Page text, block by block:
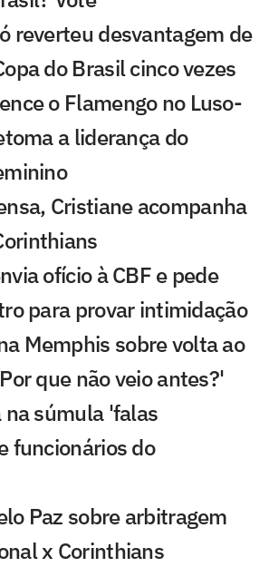
reverteu desvantagem de
do Brasil cinco vezes
o Flamengo no Luso-
a liderança do
Cristiane acompanha
ofício à CBF e pede
para provar intimidação
Memphis sobre volta ao
que não veio antes?'
súmula 'falas
funcionários do
Paz sobre arbitragem
x Corinthians